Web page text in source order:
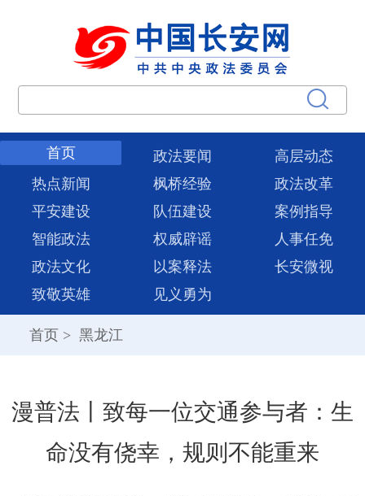
首页 政法要闻
高层动态
热点新闻
枫桥经验
政法改革
平安建设
队伍建设
案例指导
智能政法
权威辟谣
人事任免
政法文化
以案释法
长安微视
致敬英雄
见义勇为
首页 > 黑龙江
漫普法丨致每一位交通参与者：生
命没有侥幸，规则不能重来